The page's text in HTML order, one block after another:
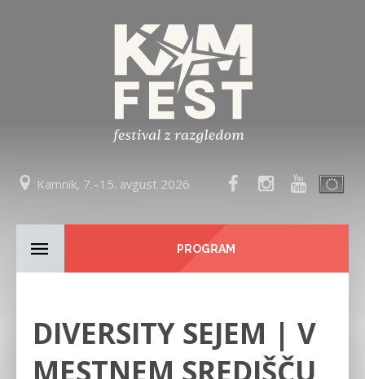
Kamnik, 7.–15. avgust 2026
PROGRAM
DIVERSITY SEJEM | V